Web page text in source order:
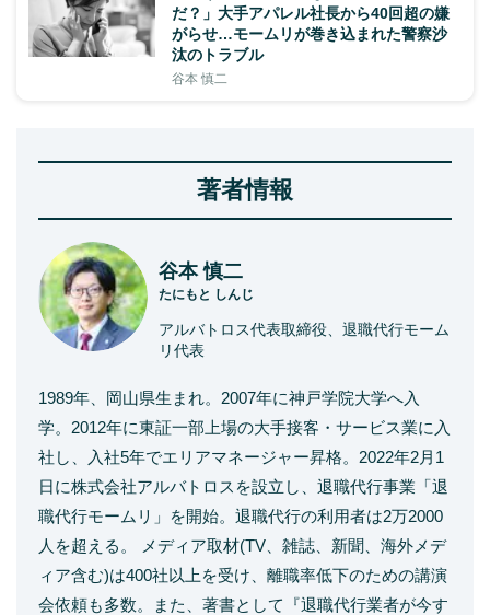
だ？」大手アパレル社長から40回超の嫌
がらせ…モームリが巻き込まれた警察沙
汰のトラブル
谷本 慎二
著者情報
谷本 慎二
たにもと しんじ
アルバトロス代表取締役、退職代行モーム
リ代表
1989年、岡山県生まれ。2007年に神戸学院大学へ入
学。2012年に東証一部上場の大手接客・サービス業に入
社し、入社5年でエリアマネージャー昇格。2022年2月1
日に株式会社アルバトロスを設立し、退職代行事業「退
職代行モームリ」を開始。退職代行の利用者は2万2000
人を超える。 メディア取材(TV、雑誌、新聞、海外メデ
ィア含む)は400社以上を受け、離職率低下のための講演
会依頼も多数。また、著書として『退職代行業者が今す